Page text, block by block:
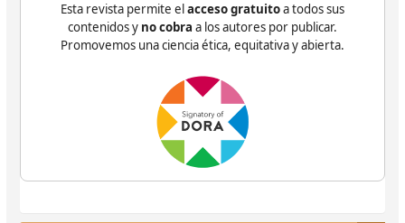
Esta revista permite elacceso gratuitoa todos sus
contenidos y no cobra a los autores por publicar.
Promovemos una ciencia ética, equitativa y abierta.